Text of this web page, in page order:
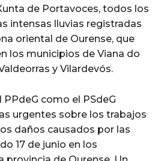
de Portavoces, todos los
intensas lluvias registradas
oriental de Ourense, que
los municipios de Viana do
y Vilardevós.
como el PSdeG
urgentes sobre los trabajos
daños causados por las
17 de junio en los